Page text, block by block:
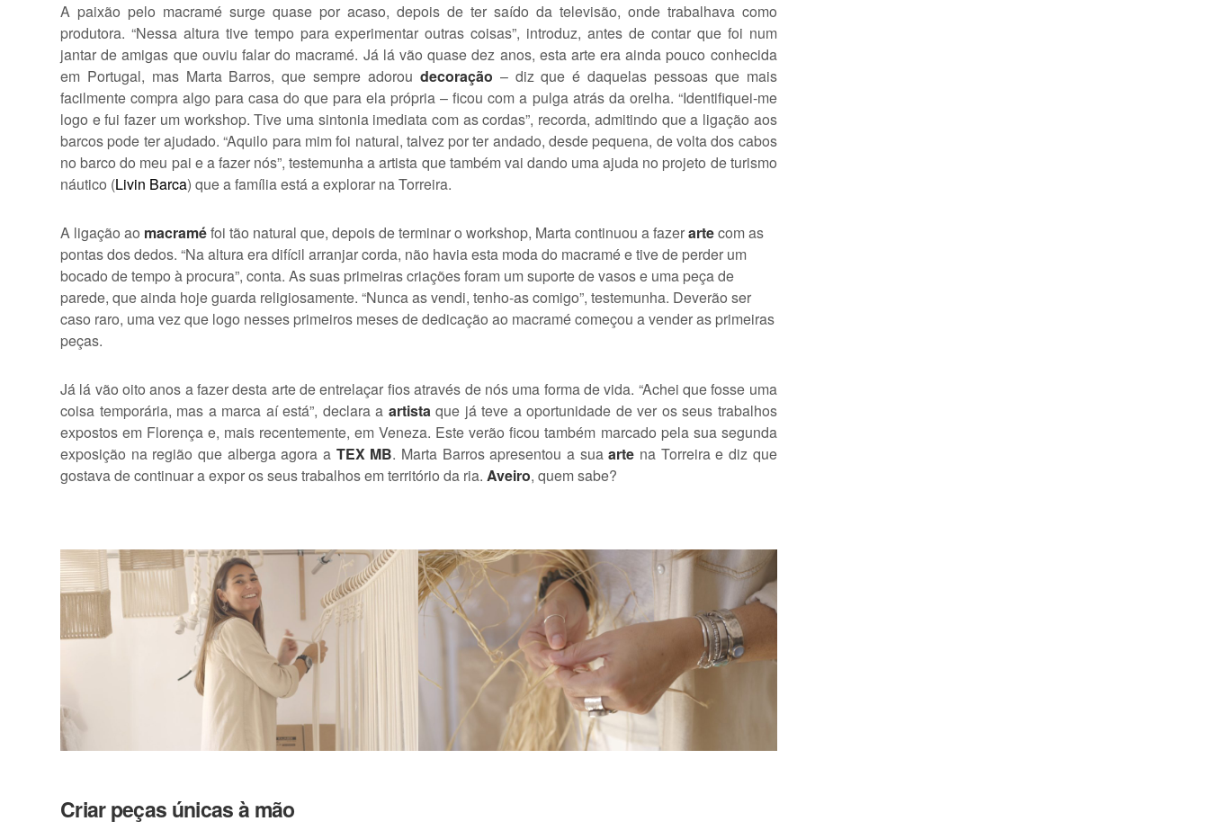
A paixão pelo macramé surge quase por acaso, depois de ter saído da televisão, onde trabalhava como
produtora. “Nessa altura tive tempo para experimentar outras coisas”, introduz, antes de contar que foi num
jantar de amigas que ouviu falar do macramé. Já lá vão quase dez anos, esta arte era ainda pouco conhecida
em Portugal, mas Marta Barros, que sempre adorou decoração – diz que é daquelas pessoas que mais
facilmente compra algo para casa do que para ela própria – ficou com a pulga atrás da orelha. “Identifiquei-me
logo e fui fazer um workshop. Tive uma sintonia imediata com as cordas”, recorda, admitindo que a ligação aos
barcos pode ter ajudado. “Aquilo para mim foi natural, talvez por ter andado, desde pequena, de volta dos cabos
no barco do meu pai e a fazer nós”, testemunha a artista que também vai dando uma ajuda no projeto de turismo
náutico (Livin Barca) que a família está a explorar na Torreira.
A ligação ao macraméfoi tão natural que, depois de terminar o workshop, Marta continuou a fazerartecom as
pontas dos dedos. “Na altura era difícil arranjar corda, não havia esta moda do macramé e tive de perder um
bocado de tempo à procura”, conta. As suas primeiras criações foram um suporte de vasos e uma peça de
parede, que ainda hoje guarda religiosamente. “Nunca as vendi, tenho-as comigo”, testemunha. Deverão ser
caso raro, uma vez que logo nesses primeiros meses de dedicação ao macramé começou a vender as primeiras
peças.
Já lá vão oito anos a fazer desta arte de entrelaçar fios através de nós uma forma de vida. “Achei que fosse uma
coisa temporária, mas a marca aí está”, declara a artistaque já teve a oportunidade de ver os seus trabalhos
expostos em Florença e, mais recentemente, em Veneza. Este verão ficou também marcado pela sua segunda
exposição na região que alberga agora a TEX MB. Marta Barros apresentou a suaarte na Torreira e diz que
gostava de continuar a expor os seus trabalhos em território da ria. Aveiro, quem sabe?
Criar peças únicas à mão